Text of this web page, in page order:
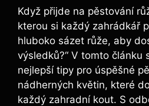
Když​ přijde na pěstování
kterou si každý⁤ zahrádkář
hluboko sázet růže, aby
výsledků?“ V‍ tomto článku
nejlepší tipy pro úspěšné
nádherných květin, které
každý ​zahradní kout. S